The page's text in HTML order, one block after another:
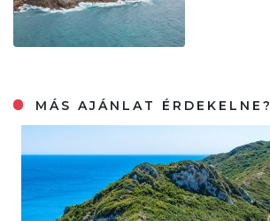
MÁS AJÁNLAT ÉRDEKELNE?